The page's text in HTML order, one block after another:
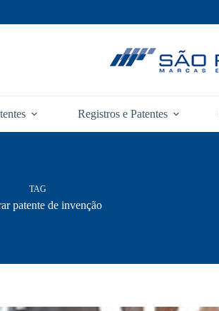
Registros e Patentes
TAG
patente de invenção